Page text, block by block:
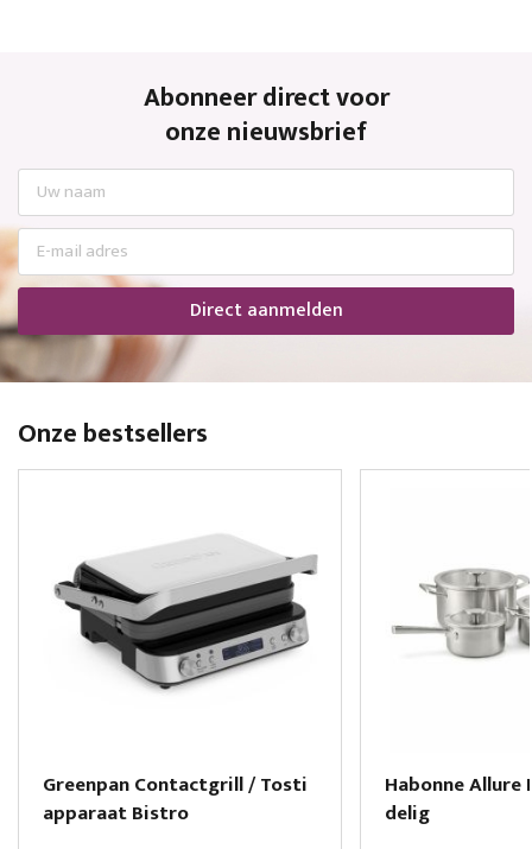
Abonneer direct voor
onze nieuwsbrief
Direct aanmelden
Onze bestsellers
Greenpan Contactgrill / Tosti
apparaat Bistro
Habonne Allure
delig